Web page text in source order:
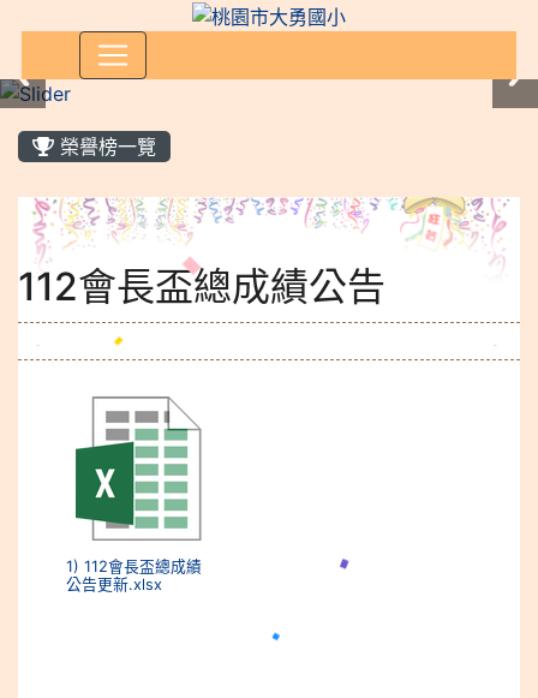
榮譽榜一覽
112會長盃總成績公告
1) 112會長盃總成績
公告更新.xlsx